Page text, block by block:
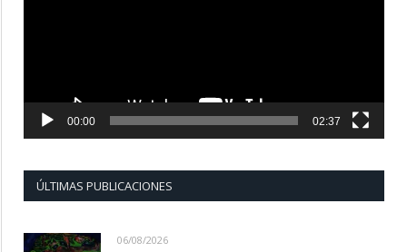
00:00 02:37
ÚLTIMAS PUBLICACIONES
06/08/2026